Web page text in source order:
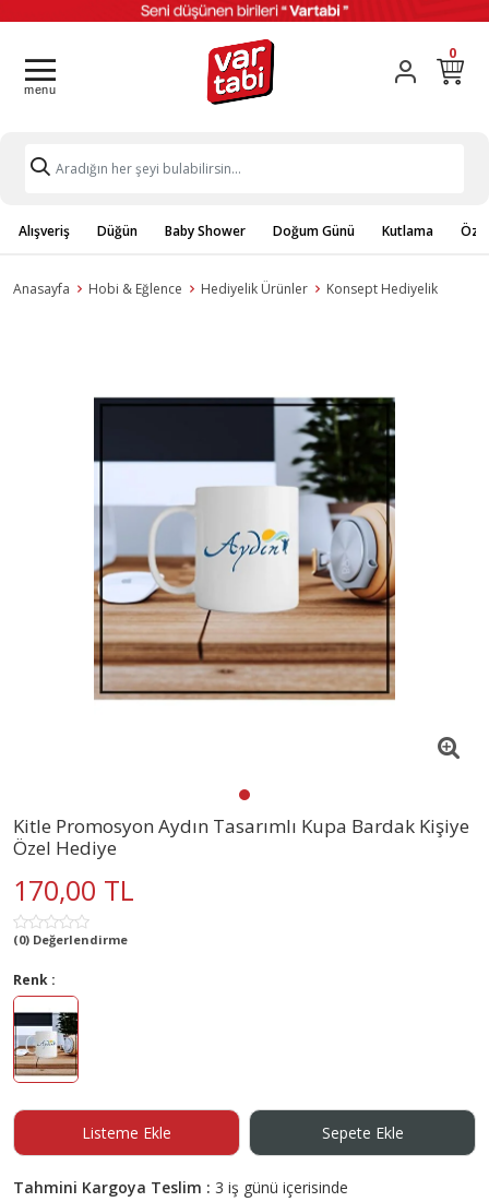
0
Alışveriş Düğün Baby Shower Doğum Günü Kutlama
Anasayfa Hobi & Eğlence Hediyelik Ürünler Konsept Hediyelik
Kitle Promosyon Aydın Tasarımlı Kupa Bardak Kişiye
Özel Hediye
170,00 TL
(0) Değerlendirme
Renk :
Listeme Ekle Sepete Ekle
Tahmini Kargoya Teslim : 3 iş günü içerisinde